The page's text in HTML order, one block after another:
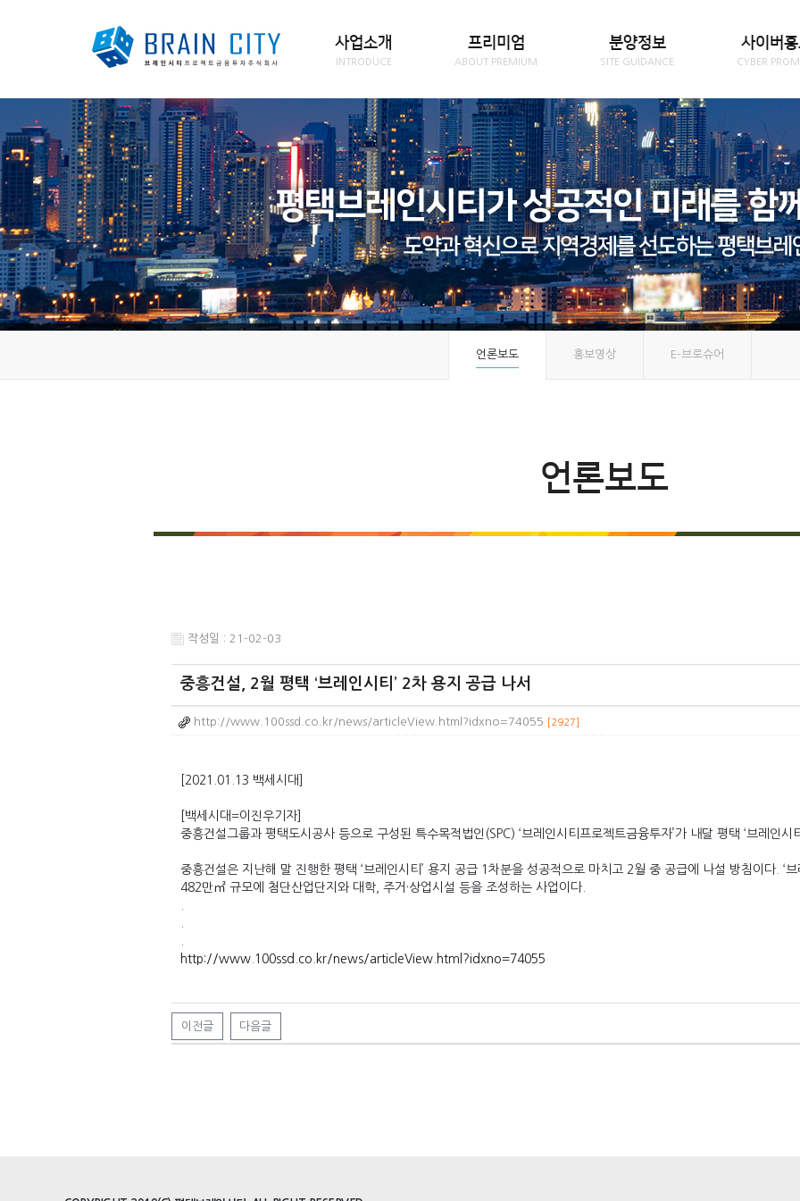
사업소개
INTRODUCE
프리미엄
ABOUT PREMIUM
분양정보
SITE GUIDANCE
사이버
CYBER
언론보도 홍보영상 E-브로슈어
언론보도
작성일 : 21-02-03
중흥건설, 2월 평택 ‘브레인시티’ 2차 용지 공급 나서
http://www.100ssd.co.kr/news/articleView.html?idxno=74055 [2927]
[2021.01.13 백세시대]
[백세시대=이진우기자]
중흥건설그룹과 평택도시공사 등으로 구성된 특수목적법인(SPC) ‘브레인시티프로젝트금융투자’가 내달 평택 ‘브레인
중흥건설은 지난해 말 진행한 평택 ‘브레인시티’ 용지 공급 1차분을 성공적으로 마치고 2월 중 공급에 나설 방침이다. ‘
482만㎡ 규모에 첨단산업단지와 대학, 주거·상업시설 등을 조성하는 사업이다.
http://www.100ssd.co.kr/news/articleView.html?idxno=74055
이전글 다음글